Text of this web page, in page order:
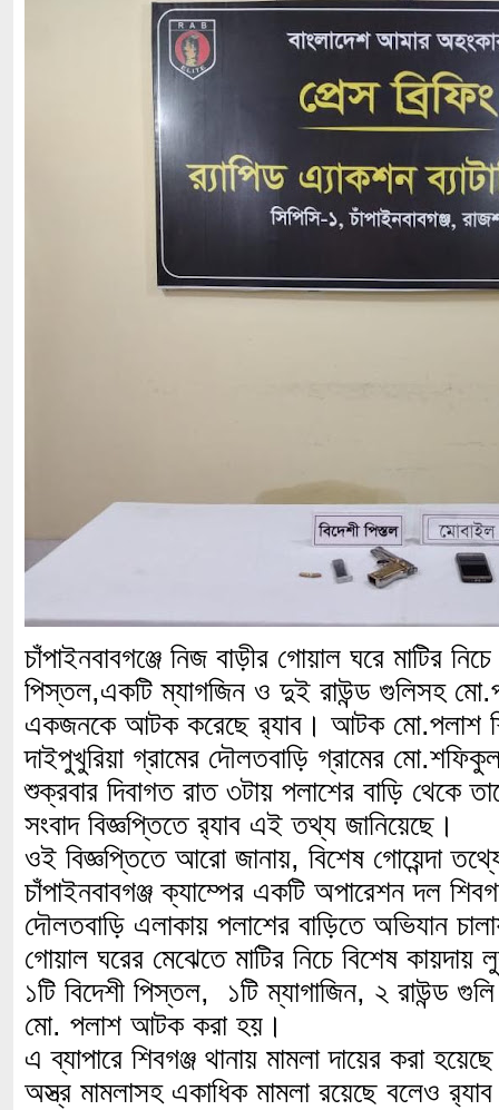
চাঁপাইনবাবগঞ্জে নিজ বাড়ীর গোয়াল ঘরে মাটির
পিস্তল,একটি ম্যাগজিন ও দুই রাউন্ড গুলিসহ
একজনকে আটক করেছে র‌্যাব। আটক মো.পলাশ
দাইপুখুরিয়া গ্রামের দৌলতবাড়ি গ্রামের
শুক্রবার দিবাগত রাত ৩টায় পলাশের বাড়ি
সংবাদ বিজ্ঞপ্তিতে র‌্যাব এই তথ্য জানিয়েছে।
ওই বিজ্ঞপ্তিতে আরো জানায়, বিশেষ গোয়েন্দা
চাঁপাইনবাবগঞ্জ ক্যাম্পের একটি অপারেশন দল
দৌলতবাড়ি এলাকায় পলাশের বাড়িতে অভিযান
গোয়াল ঘরের মেঝেতে মাটির নিচে বিশেষ কায়দায়
১টি বিদেশী পিস্তল, ১টি ম্যাগাজিন, ২ রাউন্ড
মো. পলাশ আটক করা হয়।
এ ব্যাপারে শিবগঞ্জ থানায় মামলা দায়ের করা
অস্ত্র মামলাসহ একাধিক মামলা রয়েছে বলেও